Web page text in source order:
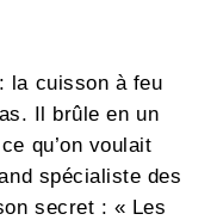
la cuisson à feu
Il brûle en un
qu’on voulait
spécialiste des
secret : « Les